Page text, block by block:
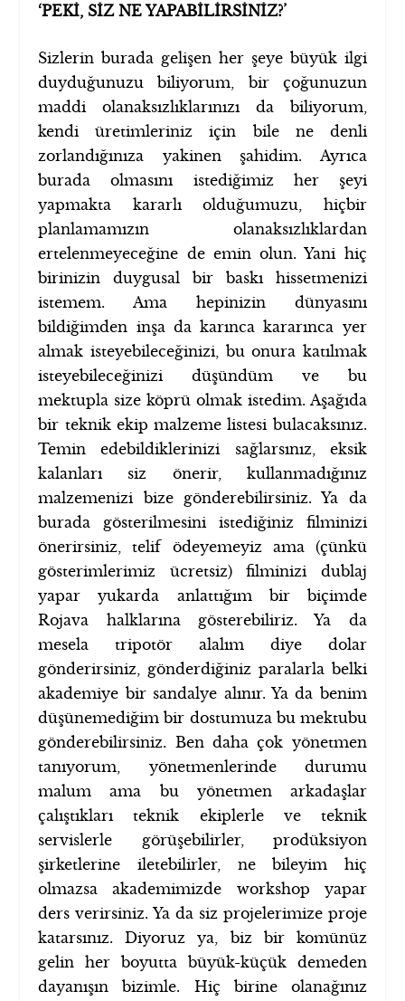
‘PEKİ, SİZ NE YAPABİLİRSİNİZ?’
Sizlerin burada gelişen her şeye büyük ilgi
duyduğunuzu biliyorum, bir çoğunuzun
maddi olanaksızlıklarınızı da biliyorum,
kendi üretimleriniz için bile ne denli
zorlandığınıza yakinen şahidim. Ayrıca
burada olmasını istediğimiz her şeyi
yapmakta kararlı olduğumuzu, hiçbir
planlamamızın olanaksızlıklardan
ertelenmeyeceğine de emin olun. Yani hiç
birinizin duygusal bir baskı hissetmenizi
istemem. Ama hepinizin dünyasını
bildiğimden inşa da karınca kararınca yer
almak isteyebileceğinizi, bu onura katılmak
isteyebileceğinizi düşündüm ve bu
mektupla size köprü olmak istedim. Aşağıda
bir teknik ekip malzeme listesi bulacaksınız.
Temin edebildiklerinizi sağlarsınız, eksik
kalanları siz önerir, kullanmadığınız
malzemenizi bize gönderebilirsiniz. Ya da
burada gösterilmesini istediğiniz filminizi
önerirsiniz, telif ödeyemeyiz ama (çünkü
gösterimlerimiz ücretsiz) filminizi dublaj
yapar yukarda anlattığım bir biçimde
Rojava halklarına gösterebiliriz. Ya da
mesela tripotör alalım diye dolar
gönderirsiniz, gönderdiğiniz paralarla belki
akademiye bir sandalye alınır. Ya da benim
düşünemediğim bir dostumuza bu mektubu
gönderebilirsiniz. Ben daha çok yönetmen
tanıyorum, yönetmenlerinde durumu
malum ama bu yönetmen arkadaşlar
çalıştıkları teknik ekiplerle ve teknik
servislerle görüşebilirler, prodüksiyon
şirketlerine iletebilirler, ne bileyim hiç
olmazsa akademimizde workshop yapar
ders verirsiniz. Ya da siz projelerimize proje
katarsınız. Diyoruz ya, biz bir komünüz
gelin her boyutta büyük-küçük demeden
dayanışın bizimle. Hiç birine olanağınız